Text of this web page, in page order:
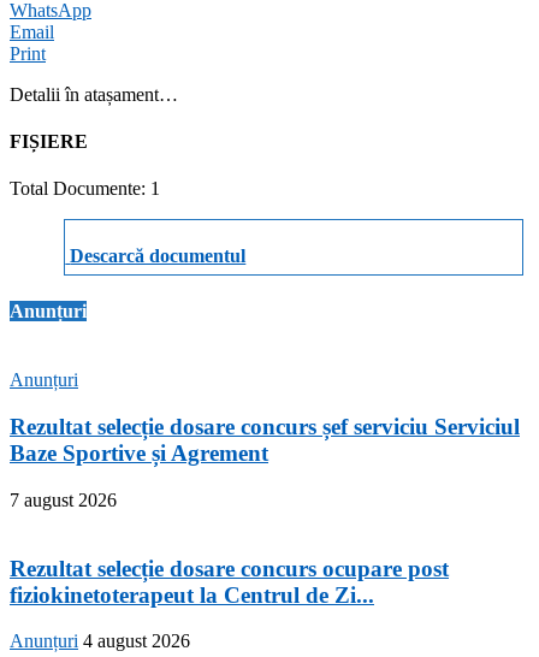
WhatsApp
Email
Print
Detalii în atașament…
FIȘIERE
Total Documente: 1
Descarcă documentul
Anunțuri
Anunțuri
Rezultat selecție dosare concurs șef serviciu Serviciul
Baze Sportive și Agrement
7 august 2026
Rezultat selecție dosare concurs ocupare post
fiziokinetoterapeut la Centrul de Zi...
Anunțuri 4 august 2026